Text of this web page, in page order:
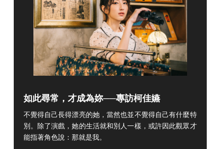
如此尋常，才成為妳──專訪柯佳嬿
不覺得自己長得漂亮的她，當然也並不覺得自己有什麼特
別。除了演戲，她的生活就和別人一樣， 或許因此觀眾才
能指著角色說：那就是我。